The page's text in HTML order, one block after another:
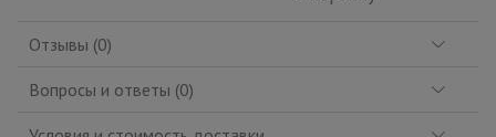
Отзывы (0)
Вопросы и ответы (0)